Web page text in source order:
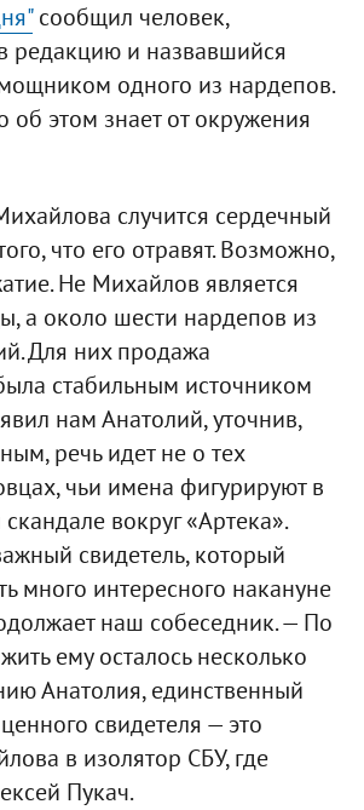
сообщил человек,
редакцию и назвавшийся
одного из нардепов.
об этом знает от окружения
случится сердечный
что его отравят. Возможно,
Не Михайлов является
а около шести нардепов из
Для них продажа
стабильным источником
нам Анатолий, уточнив,
речь идет не о тех
чьи имена фигурируют в
вокруг «Артека».
свидетель, который
много интересного накануне
наш собеседник. — По
ему осталось несколько
Анатолия, единственный
свидетеля — это
в изолятор СБУ, где
Пукач.